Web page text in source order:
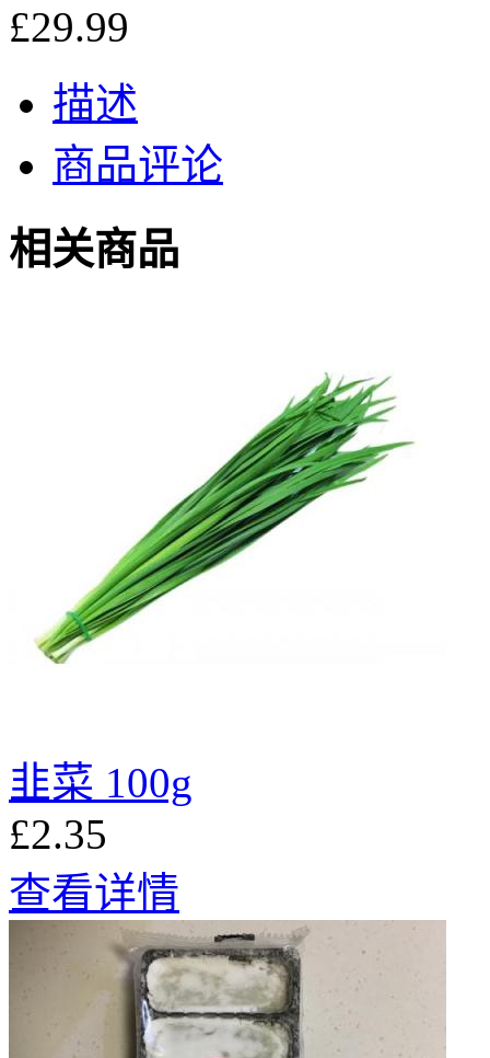
£29.99
描述
商品评论
相关商品
韭菜 100g
£2.35
查看详情